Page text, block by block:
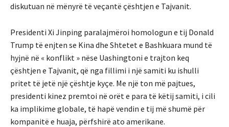
diskutuan në mënyrë të veçantë çështjen e Tajvanit.
Presidenti Xi Jinping paralajmëroi homologun e tij Donald
Trump të enjten se Kina dhe Shtetet e Bashkuara mund të
hyjnë në « konflikt » nëse Uashingtoni e trajton keq
çështjen e Tajvanit, që nga fillimi i një samiti ku ishulli
pritet të jetë një çështje kyçe. Me një ton më pajtues,
presidenti kinez premtoi në orët e para të këtij samiti, i cili
ka implikime globale, të hapë vendin e tij më shumë për
kompanitë e huaja, përfshirë ato amerikane.